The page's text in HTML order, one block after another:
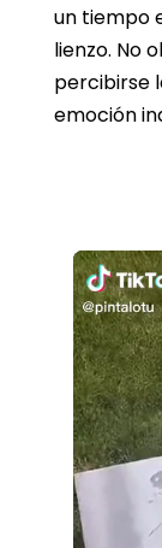
un tiempo
lienzo. No
percibirse
emoción